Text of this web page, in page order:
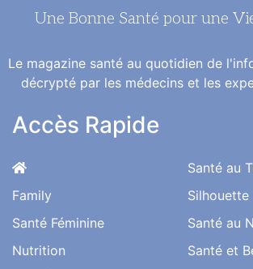
Une Bonne Santé pour une
Le magazine santé au quotidien de
décrypté par les médecins et les
Accès Rapide
Family
Santé Féminine
Nutrition
Santé au
Silhouette
Santé au
Santé et